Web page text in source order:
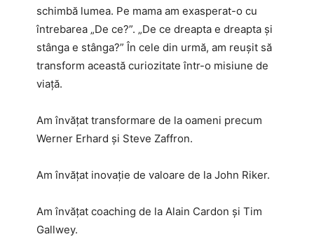
schimbă lumea. Pe mama am exasperat-o cu
întrebarea „De ce?”. „De ce dreapta e dreapta și
stânga e stânga?” În cele din urmă, am reușit să
transform această curiozitate într-o misiune de
viață.
Am învățat transformare de la oameni precum
Werner Erhard și Steve Zaffron.
Am învățat inovație de valoare de la John Riker.
Am învățat coaching de la Alain Cardon și Tim
Gallwey.